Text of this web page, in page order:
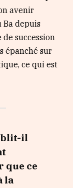
avenir
depuis
de succession
épanché sur
ce qui est
il
que ce
la